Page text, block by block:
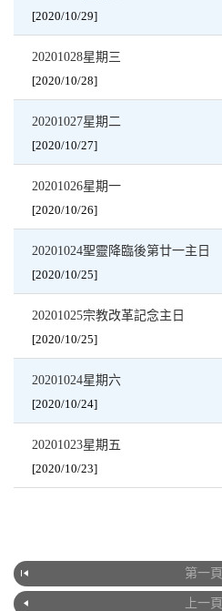
[2020/10/29]
20201028星期三
[2020/10/28]
20201027星期二
[2020/10/27]
20201026星期一
[2020/10/26]
20201024聖靈降臨後第廿一主日
[2020/10/25]
20201025宗教改革記念主日
[2020/10/25]
20201024星期六
[2020/10/24]
20201023星期五
[2020/10/23]
第一頁
上一頁